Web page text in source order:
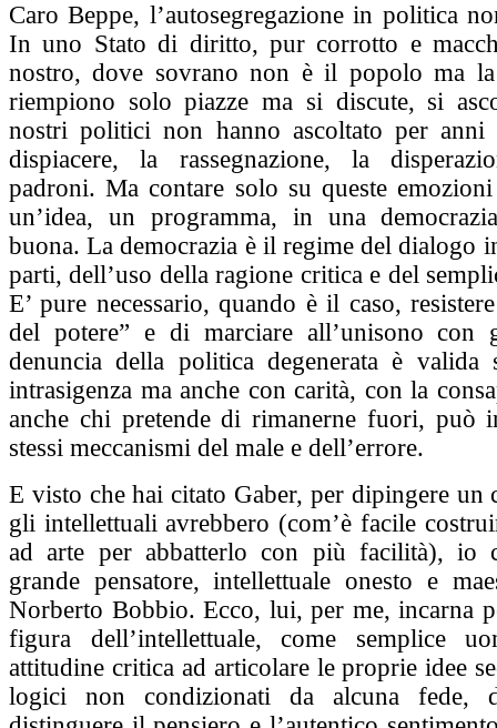
Caro Beppe, l’autosegregazione in politica
In uno Stato di diritto, pur corrotto e
nostro, dove sovrano non è il popolo ma
riempiono solo piazze ma si discute, si
nostri politici non hanno ascoltato per
dispiacere, la rassegnazione, la
padroni. Ma contare solo su queste
un’idea, un programma, in una
buona. La democrazia è il regime del dialogo
parti, dell’uso della ragione critica e del
E’ pure necessario, quando è il caso,
del potere” e di marciare all’unisono
denuncia della politica degenerata è valida
intrasigenza ma anche con carità, con la
anche chi pretende di rimanerne fuori, può
stessi meccanismi del male e dell’errore.
E visto che hai citato Gaber, per dipingere un
gli intellettuali avrebbero (com’è facile
ad arte per abbatterlo con più facilità), io
grande pensatore, intellettuale onesto e
Norberto Bobbio. Ecco, lui, per me, incarna
figura dell’intellettuale, come semplice
attitudine critica ad articolare le proprie idee
logici non condizionati da alcuna fede,